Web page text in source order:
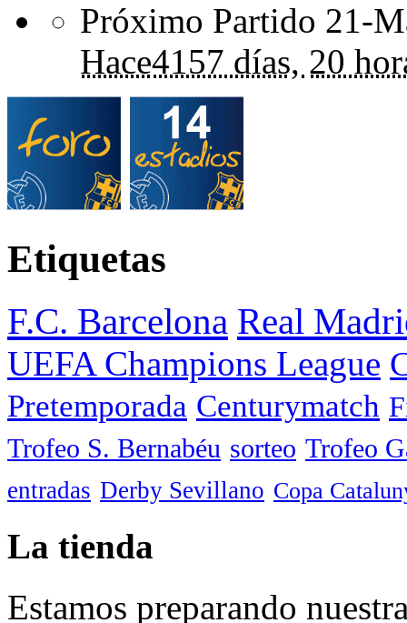
Próximo Partido 21-
Hace4157 días, 20
Etiquetas
F.C. Barcelona Real
UEFA Champions League
Pretemporada Centurymatch
Trofeo S. Bernabéu sorteo Trofeo
entradas Derby Sevillano Copa
La tienda
Estamos preparando